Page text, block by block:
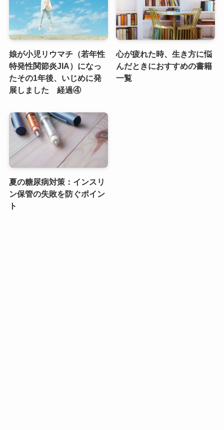
娘が小児リウマチ（若年性
特発性関節炎JIA）になっ
たその1年後、いじめに発
展しました 経過④
心が疲れた時、生き方に悩
んだときにおすすめの書籍
一覧
夏の糖尿病対策：インスリ
ン保管の失敗を防ぐポイン
ト